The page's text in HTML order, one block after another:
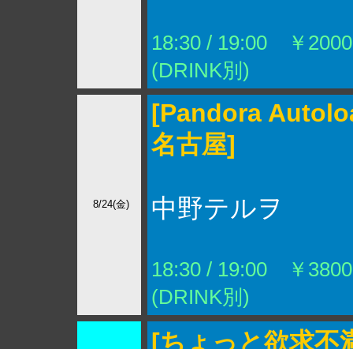
18:30 / 19:00 ￥
(DRINK別)
8/24(金)
[Pandora
名古屋]
中野テルヲ
18:30 / 19:00 ￥
(DRINK別)
[ちょっと欲求不